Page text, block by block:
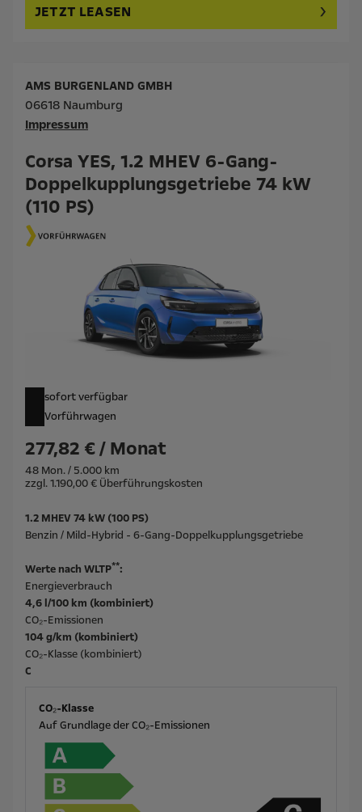
JETZT LEASEN
Corsa YES, 1.2 MHEV 6-Gang-
Doppelkupplungsgetriebe 74 kW
(110 PS)
sofort verfügbar
Vorführwagen
277,82 € / Monat
48 Mon. / 5.000 km
zzgl. 1.190,00 € Überführungskosten
AMS BURGENLAND GMBH
06618 Naumburg
Impressum
1.2 MHEV 74 kW (100 PS)
Benzin / Mild-Hybrid - 6-Gang-Doppelkupplungsgetriebe
Werte nach WLTP**:
Energieverbrauch
4,6 l/100 km (kombiniert)
CO₂-Emissionen
104 g/km (kombiniert)
CO₂-Klasse (kombiniert)
C
CO₂-Klasse
Auf Grundlage der CO₂-Emissionen